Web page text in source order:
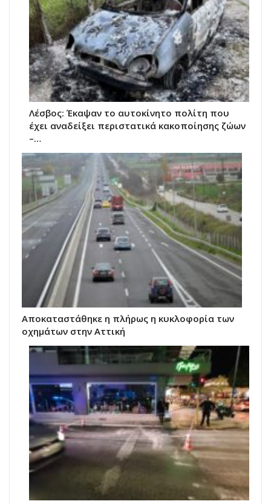
Λέσβος: Έκαψαν το αυτοκίνητο πολίτη που
έχει αναδείξει περιστατικά κακοποίησης ζώων
–…
Αποκαταστάθηκε η πλήρως η κυκλοφορία των
οχημάτων στην Αττική